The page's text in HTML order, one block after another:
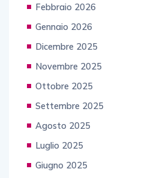
Febbraio 2026
Gennaio 2026
Dicembre 2025
Novembre 2025
Ottobre 2025
Settembre 2025
Agosto 2025
Luglio 2025
Giugno 2025